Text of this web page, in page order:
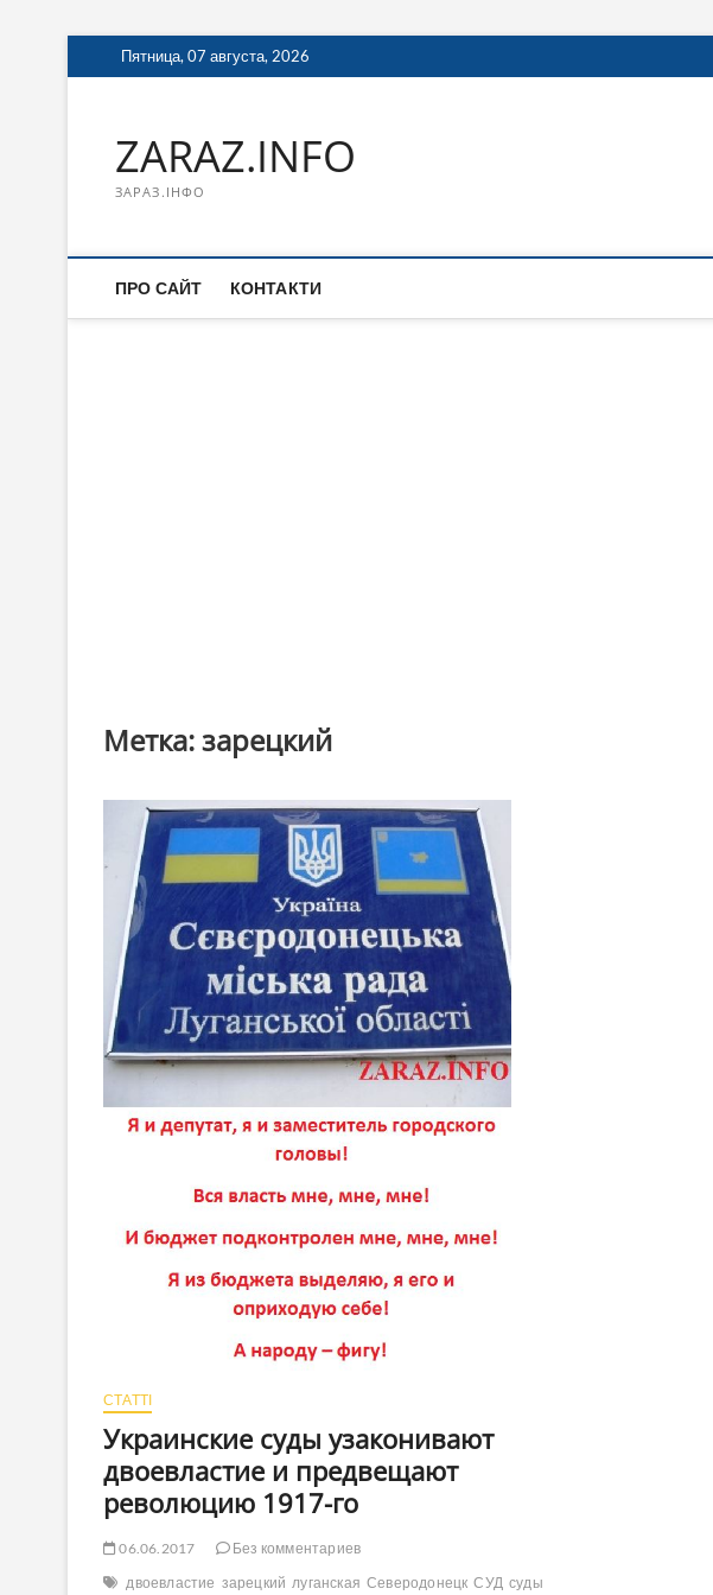
Перейти
к
Пятница, 07 августа, 2026
ZARAZ.INFO
ЗАРАЗ.ІНФО
ПРО САЙТ КОНТАКТИ
Метка:зарецкий
СТАТТІ
Украинские суды узаконивают
двоевластие и предвещают
революцию 1917-го
06.06.2017
Без комментариев
двоевластие зарецкий луганская Северодонецк СУД суды